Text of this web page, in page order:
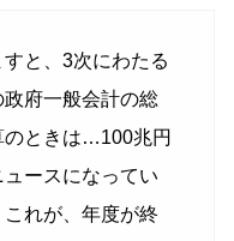
と、3次にわたる
府一般会計の総
のときは…100兆円
ースになってい
れが、年度が終